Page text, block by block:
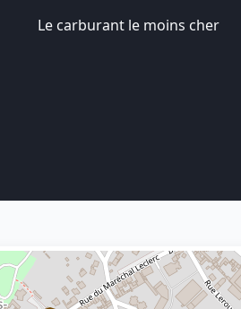
Le carburant le moins cher